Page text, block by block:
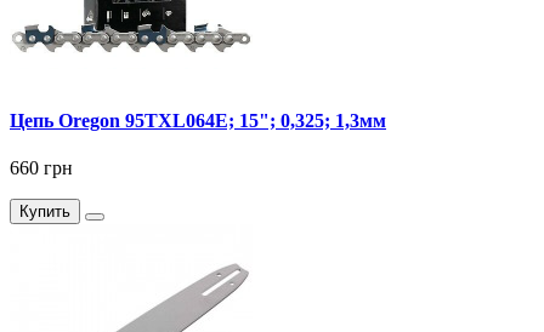
Цепь Oregon 95TXL064E; 15"; 0,325; 1,3мм
660 грн
Купить